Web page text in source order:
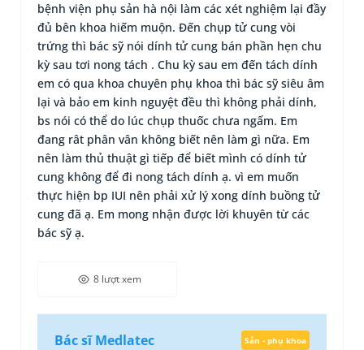
bệnh viện phụ sản hà nội làm các xét nghiệm lại đầy
đủ bên khoa hiếm muộn. Đến chụp tử cung vòi
trứng thì bác sỹ nói dính tử cung bán phần hẹn chu
kỳ sau tơi nong tách . Chu kỳ sau em đến tách dính
em có qua khoa chuyên phụ khoa thì bác sỹ siêu âm
lại và bảo em kinh nguyệt đều thì không phải dính,
bs nói có thể do lúc chụp thuốc chưa ngấm. Em
đang rât phân vân không biết nên làm gì nữa. Em
nên làm thủ thuật gì tiếp để biết mình có dính tử
cung không để đi nong tách dính ạ. vì em muốn
thực hiện bp IUI nên phải xử lý xong dính buồng tử
cung đã ạ. Em mong nhận được lời khuyên từ các
bác sỹ ạ.
8 lượt xem
Bác sĩ Medlatec Sản - phụ khoa